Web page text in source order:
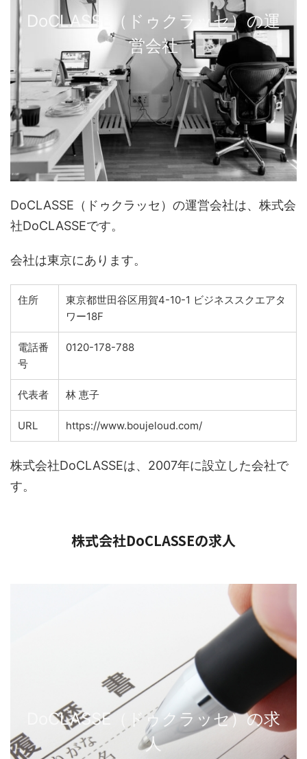
DoCLASSE（ドゥクラッセ）の運
営会社
DoCLASSE（ドゥクラッセ）の運営会社は、株式会
社DoCLASSEです。
会社は東京にあります。
住所
東京都世田谷区用賀4-10-1 ビジネススクエアタ
ワー18F
電話番
号
0120-178-788
代表者 林 恵子
URL https://www.boujeloud.com/
株式会社DoCLASSEは、2007年に設立した会社で
す。
株式会社DoCLASSEの求人
DoCLASSE（ドゥクラッセ）の求
人